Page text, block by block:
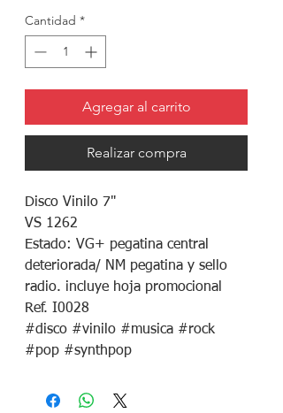
Cantidad *
Agregar al carrito
Realizar compra
Disco Vinilo 7"
VS 1262
Estado: VG+ pegatina central
deteriorada/ NM pegatina y sello
radio. incluye hoja promocional
Ref. I0028
#disco #vinilo #musica #rock
#pop #synthpop